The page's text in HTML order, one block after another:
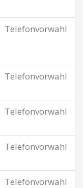
Telefonvorwahl
Telefonvorwahl
Telefonvorwahl
Telefonvorwahl
Telefonvorwahl